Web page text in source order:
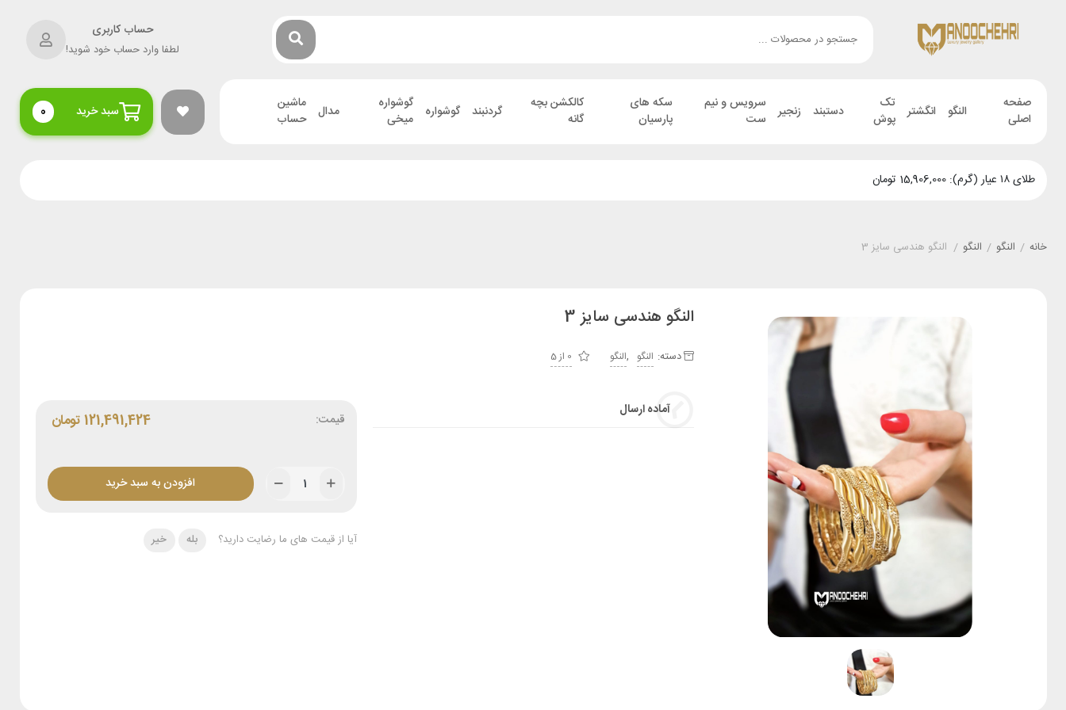
حساب کاربری
لطفا وارد حساب خود شوید!
صفحه
اصلی
النگو انگشتر
تک
پوش
دستبند زنجیر
سرویس و نیم
ست
سکه های
پارسیان
کالکشن بچه
گانه
گردنبند گوشواره
گوشواره
میخی
مدال
ماشین
حساب
سبد خرید 0
طلای ۱۸ عیار (گرم): 15,906,000 تومان
خانه / النگو / النگو / النگو هندسی سایز 3
النگو هندسی سایز 3
دسته: النگو ,النگو 0 از 5
آماده ارسال
قیمت: تومان121,491,424
افزودن به سبد خرید
آیا از قیمت های ما رضایت دارید؟ بله خیر